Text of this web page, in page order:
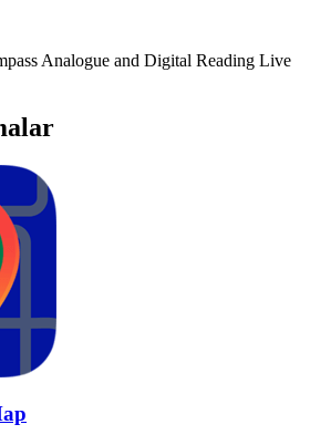
Analogue and Digital Reading Live